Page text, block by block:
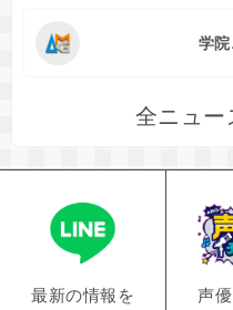
学
全ニュー
最新の情報を
声